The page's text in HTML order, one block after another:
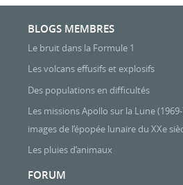
BLOGS MEMBRES
Le bruit dans la Formule 1
Les volcans effusifs et explosifs
Des populations en difficultés
Les missions Apollo sur la Lune
images de l’épopée lunaire du XXe
Les pluies d’animaux
FORUM